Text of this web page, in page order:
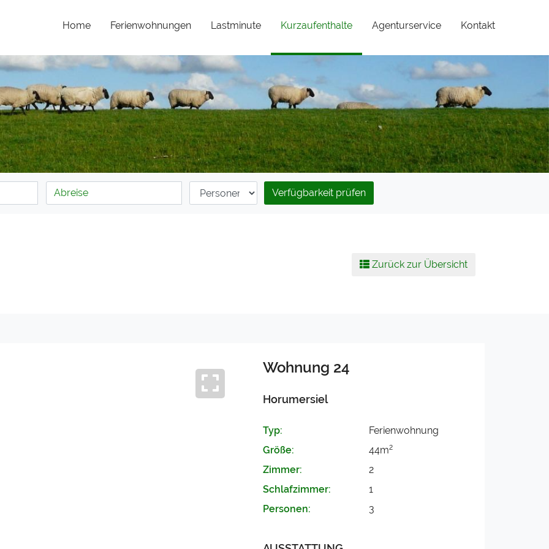
Home Ferienwohnungen Lastminute Kurzaufenthalte(current)Agenturservice Kontakt
Verfügbarkeit prüfen
Zurück zur Übersicht
Wohnung 24
Horumersiel
Typ:
Ferienwohnung
Größe:
44m2
Zimmer:
2
Schlafzimmer:
1
Personen:
3